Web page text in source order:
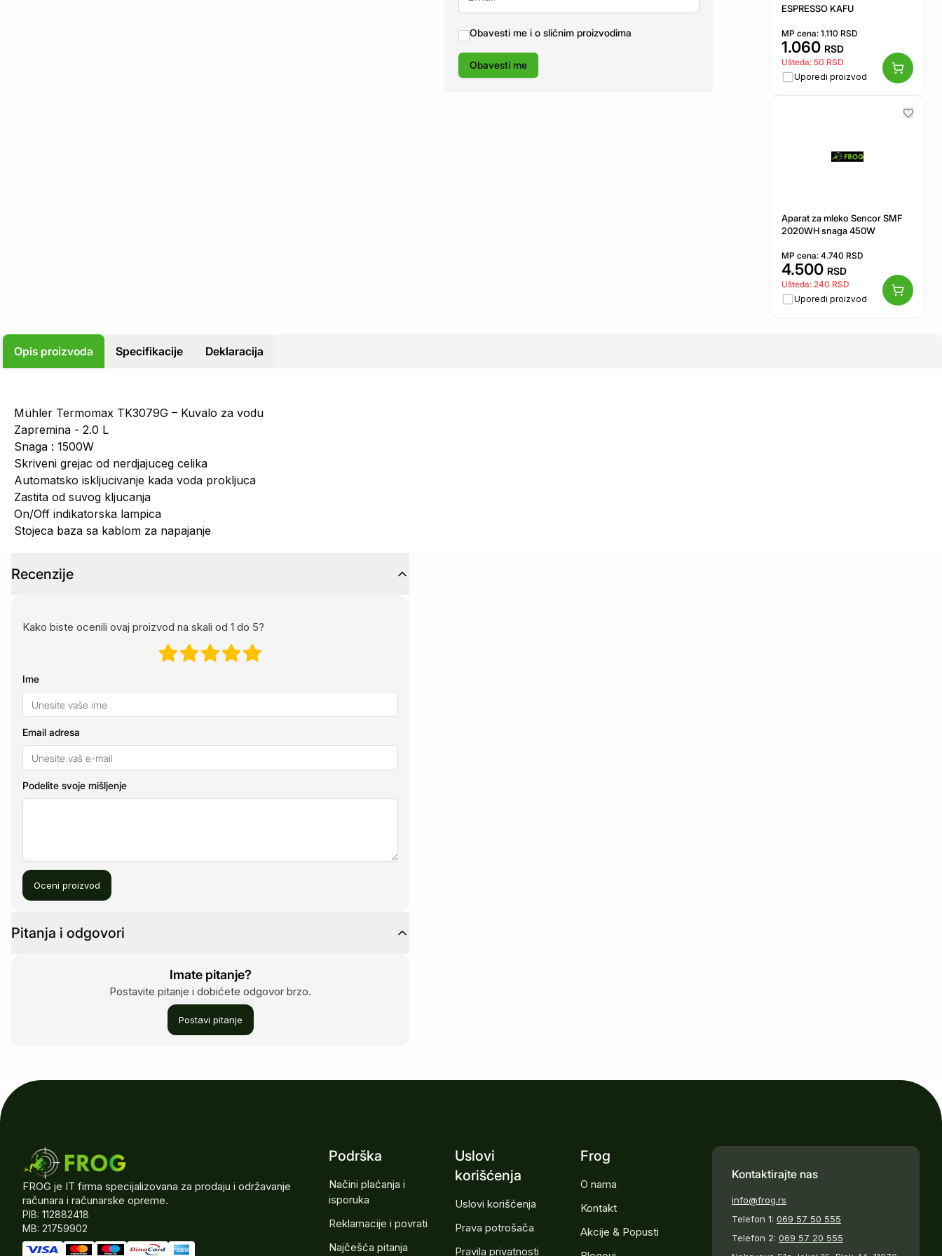
Obavesti me i o sličnim proizvodima
Obavesti me
ESPRESSO KAFU
MP cena: 1.110 RSD
1.060 RSD
Ušteda: 50 RSD
Uporedi proizvod
Aparat za mleko Sencor SMF
2020WH snaga 450W
MP cena: 4.740 RSD
4.500 RSD
Ušteda: 240 RSD
Uporedi proizvod
Opis proizvoda Specifikacije Deklaracija
Mühler Termomax TK3079G – Kuvalo za vodu
Zapremina - 2.0 L
Snaga : 1500W
Skriveni grejac od nerdjajuceg celika
Automatsko iskljucivanje kada voda prokljuca
Zastita od suvog kljucanja
On/Off indikatorska lampica
Stojeca baza sa kablom za napajanje
Recenzije
Kako biste ocenili ovaj proizvod na skali od 1 do 5?
Ime
Email adresa
Podelite svoje mišljenje
Oceni proizvod
Pitanja i odgovori
Imate pitanje?
Postavite pitanje i dobićete odgovor brzo.
Postavi pitanje
FROG je IT firma specijalizovana za prodaju i održavanje
računara i računarske opreme.
PIB: 112882418
MB: 21759902
Podrška
Načini plaćanja i
isporuka
Reklamacije i povrati
Najčešća pitanja
Uslovi
korišćenja
Uslovi korišćenja
Prava potrošača
Pravila privatnosti
Frog
O nama
Kontakt
Akcije & Popusti
Kontaktirajte nas
info@frog.rs
Telefon 1: 069 57 50 555
Telefon 2: 069 57 20 555